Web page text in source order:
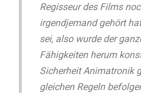
Regisseur des Films
irgendjemand gehört
sei, also wurde der
Fähigkeiten herum
Sicherheit Animatronik
gleichen Regeln